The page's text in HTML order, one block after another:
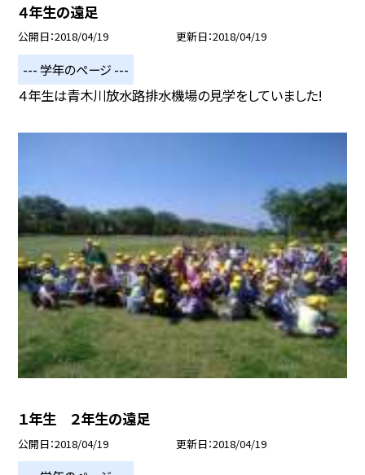
４年生の遠足
公開日 2018/04/19 更新日 2018/04/19
--- 学年のページ ---
４年生は青木川放水路排水機場の見学をしていました!
１年生 ２年生の遠足
公開日 2018/04/19 更新日 2018/04/19